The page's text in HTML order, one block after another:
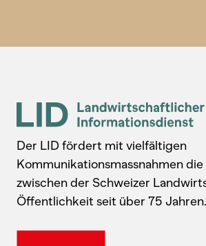
Der LID fördert mit vielfältigen
Kommunikationsmassnahmen
zwischen der Schweizer
Öffentlichkeit seit über 75 Jahren.